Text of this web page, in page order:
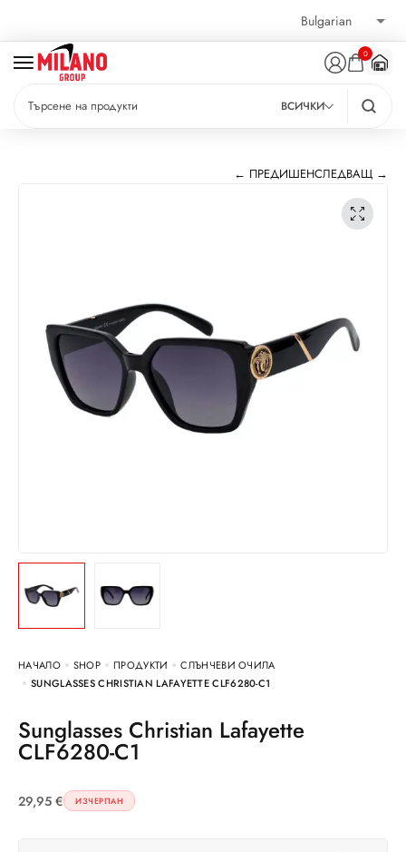
0
ВСИЧКИ
← ПРЕДИШЕНСЛЕДВАЩ →
НАЧАЛО SHOP ПРОДУКТИ
СЛЪНЧЕВИ ОЧИЛА
SUNGLASSES CHRISTIAN LAFAYETTE CLF6280-C1
Sunglasses Christian Lafayette
CLF6280-C1
29,95 € ИЗЧЕРПАН